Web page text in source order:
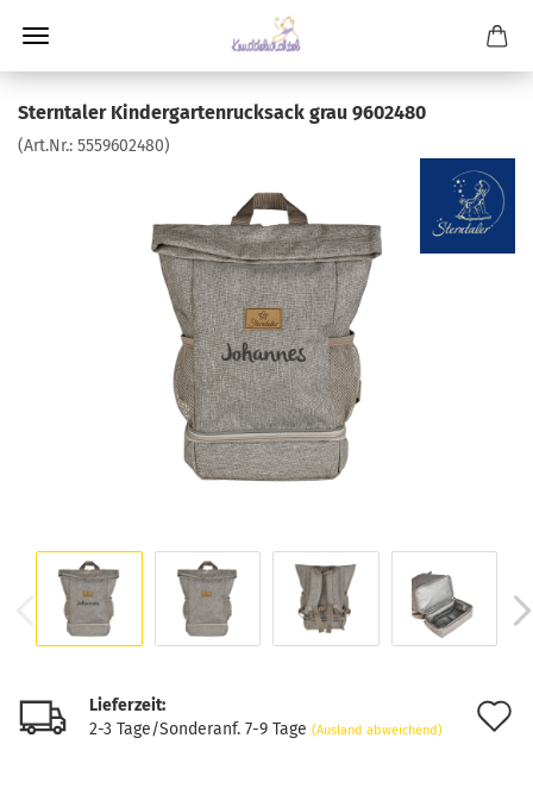
Sterntaler Kindergartenrucksack grau 9602480
(Art.Nr.: 5559602480)
Lieferzeit:
2-3 Tage/Sonderanf. 7-9 Tage (Ausland abweichend)